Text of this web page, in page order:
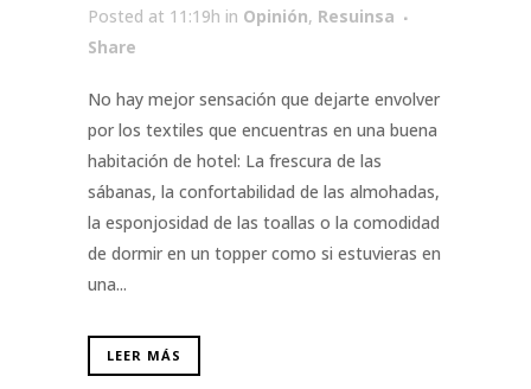
Posted at 11:19h in Opinión, Resuinsa
Share
No hay mejor sensación que dejarte envolver
por los textiles que encuentras en una buena
habitación de hotel: La frescura de las
sábanas, la confortabilidad de las almohadas,
la esponjosidad de las toallas o la comodidad
de dormir en un topper como si estuvieras en
una...
LEER MÁS